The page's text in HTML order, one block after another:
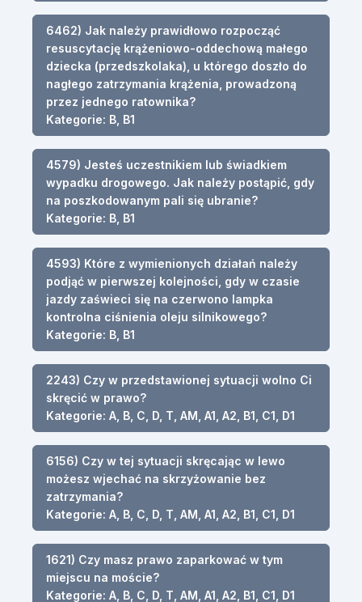
6462) Jak należy prawidłowo rozpocząć
resuscytację krążeniowo-oddechową małego
dziecka (przedszkolaka), u którego doszło do
nagłego zatrzymania krążenia, prowadzoną
przez jednego ratownika?
Kategorie: B, B1
4579) Jesteś uczestnikiem lub świadkiem
wypadku drogowego. Jak należy postąpić, gdy
na poszkodowanym pali się ubranie?
Kategorie: B, B1
4593) Które z wymienionych działań należy
podjąć w pierwszej kolejności, gdy w czasie
jazdy zaświeci się na czerwono lampka
kontrolna ciśnienia oleju silnikowego?
Kategorie: B, B1
2243) Czy w przedstawionej sytuacji wolno Ci
skręcić w prawo?
Kategorie: A, B, C, D, T, AM, A1, A2, B1, C1, D1
6156) Czy w tej sytuacji skręcając w lewo
możesz wjechać na skrzyżowanie bez
zatrzymania?
Kategorie: A, B, C, D, T, AM, A1, A2, B1, C1, D1
1621) Czy masz prawo zaparkować w tym
miejscu na moście?
Kategorie: A, B, C, D, T, AM, A1, A2, B1, C1, D1